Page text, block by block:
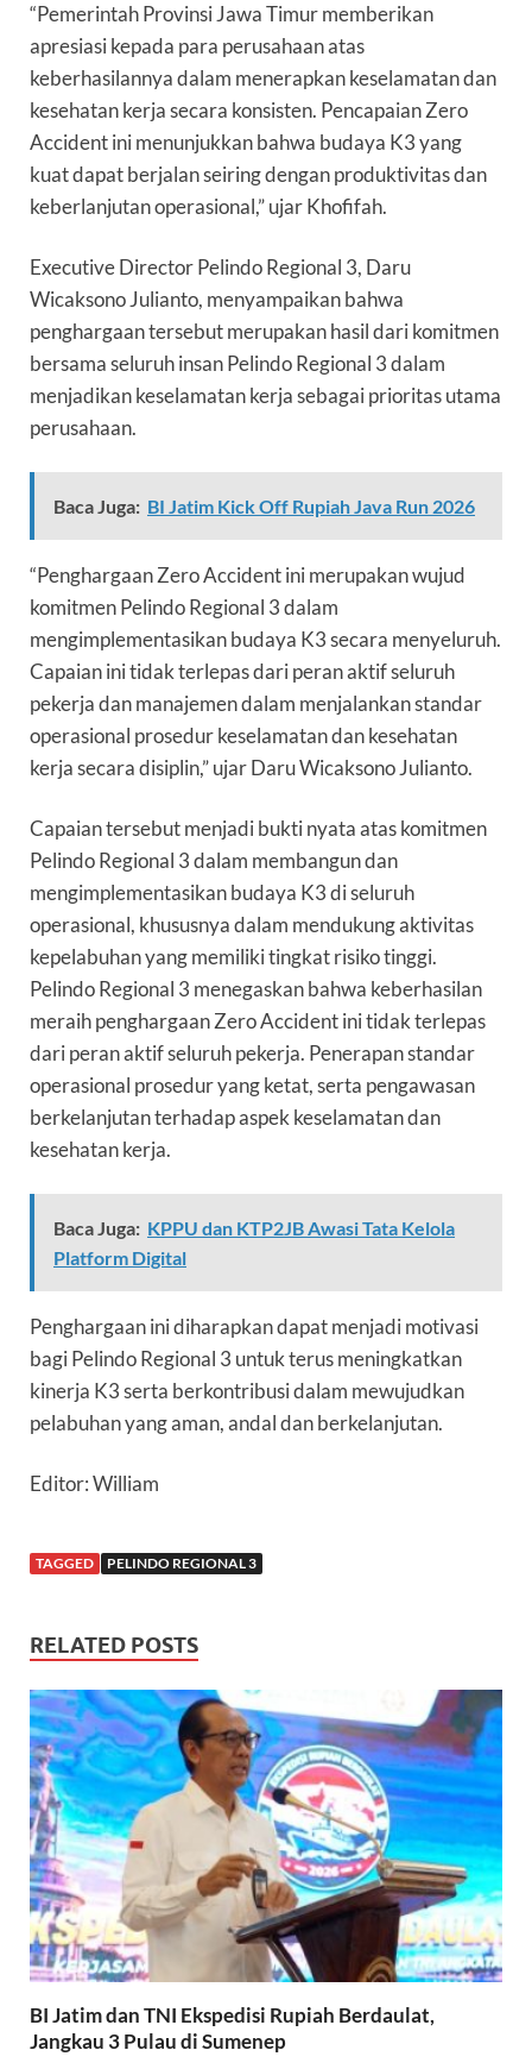
“Pemerintah Provinsi Jawa Timur memberikan
apresiasi kepada para perusahaan atas
keberhasilannya dalam menerapkan keselamatan dan
kesehatan kerja secara konsisten. Pencapaian Zero
Accident ini menunjukkan bahwa budaya K3 yang
kuat dapat berjalan seiring dengan produktivitas dan
keberlanjutan operasional,” ujar Khofifah.
Executive Director Pelindo Regional 3, Daru
Wicaksono Julianto, menyampaikan bahwa
penghargaan tersebut merupakan hasil dari komitmen
bersama seluruh insan Pelindo Regional 3 dalam
menjadikan keselamatan kerja sebagai prioritas utama
perusahaan.
Baca Juga: BI Jatim Kick Off Rupiah Java Run 2026
“Penghargaan Zero Accident ini merupakan wujud
komitmen Pelindo Regional 3 dalam
mengimplementasikan budaya K3 secara menyeluruh.
Capaian ini tidak terlepas dari peran aktif seluruh
pekerja dan manajemen dalam menjalankan standar
operasional prosedur keselamatan dan kesehatan
kerja secara disiplin,” ujar Daru Wicaksono Julianto.
Capaian tersebut menjadi bukti nyata atas komitmen
Pelindo Regional 3 dalam membangun dan
mengimplementasikan budaya K3 di seluruh
operasional, khususnya dalam mendukung aktivitas
kepelabuhan yang memiliki tingkat risiko tinggi.
Pelindo Regional 3 menegaskan bahwa keberhasilan
meraih penghargaan Zero Accident ini tidak terlepas
dari peran aktif seluruh pekerja. Penerapan standar
operasional prosedur yang ketat, serta pengawasan
berkelanjutan terhadap aspek keselamatan dan
kesehatan kerja.
Baca Juga: KPPU dan KTP2JB Awasi Tata Kelola
Platform Digital
Penghargaan ini diharapkan dapat menjadi motivasi
bagi Pelindo Regional 3 untuk terus meningkatkan
kinerja K3 serta berkontribusi dalam mewujudkan
pelabuhan yang aman, andal dan berkelanjutan.
Editor: William
TAGGED PELINDO REGIONAL 3
RELATED POSTS
BI Jatim dan TNI Ekspedisi Rupiah Berdaulat,
Jangkau 3 Pulau di Sumenep